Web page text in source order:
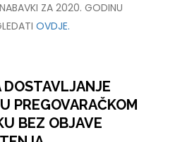
ZA 2020. GODINU
OVDJE.
DOSTAVLJANJE
PREGOVARAČKOM
BEZ OBJAVE